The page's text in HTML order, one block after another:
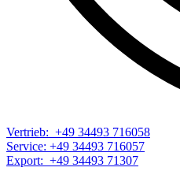
Vertrieb: +49 34493 716058
Service: +49 34493 716057
Export: +49 34493 71307